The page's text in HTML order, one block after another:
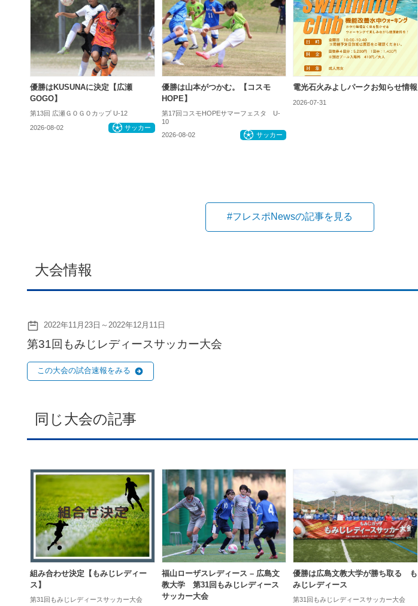
優勝はKUSUNAに決定【広瀬
GOGO】
第13回 広瀬ＧＯＧＯカップ U-12
2026-08-02 サッカー
優勝は山本がつかむ。【コスモ
HOPE】
第17回コスモHOPEサマーフェスタ U-
10
2026-08-02
サッカー
電光石火みよしパークお知らせ情報
2026-07-31
#フレスポNewsの記事を見る
大会情報
2022年11月23日～2022年12月11日
第31回もみじレディースサッカー大会
この大会の試合速報をみる
同じ大会の記事
組み合わせ決定【もみじレディー
ス】
第31回もみじレディースサッカー大会
福山ローザスレディース – 広島文
教大学 第31回もみじレディース
サッカー大会
優勝は広島文教大学が勝ち取る も
みじレディース
第31回もみじレディースサッカー大会